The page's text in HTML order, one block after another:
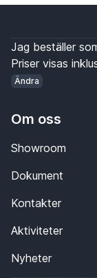
Jag beställer
Priser visas
Ändra
Om oss
Showroom
Dokument
Kontakter
Aktiviteter
Nyheter